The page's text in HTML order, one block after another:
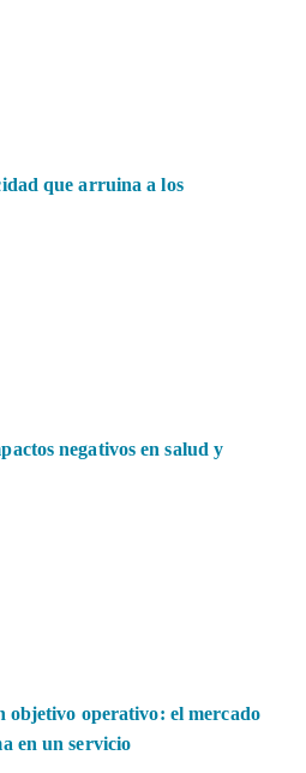
que arruina a los
negativos en salud y
objetivo operativo: el mercado
en un servicio